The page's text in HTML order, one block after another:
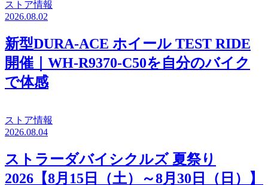
ストア情報
2026.08.02
新型DURA-ACE ホイール TEST RIDE
開催｜WH-R9370-C50を自分のバイク
で体感
ストア情報
2026.08.04
ストラーダバイシクルズ 夏祭り
2026【8月15日（土）～8月30日（日）】